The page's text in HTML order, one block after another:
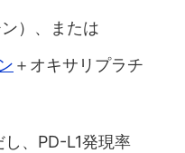
）、または
＋オキサリプラチ
、PD-L1発現率